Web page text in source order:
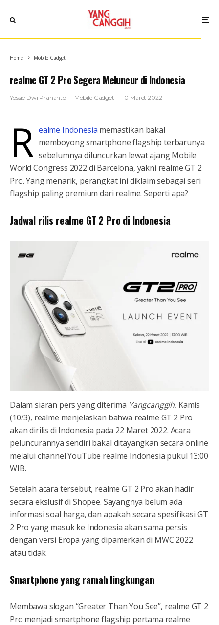
Home Mobile Gadget
realme GT 2 Pro Segera Meluncur di Indonesia
Yossie Dwi Prananto · Mobile Gadget · 10 Maret 2022
r ealme Indonesia memastikan bakal
memboyong smartphone flagship terbarunya
sebelumnya diluncurkan lewat ajang Mobile
World Congress 2022 di Barcelona, yakni realme GT 2
Pro. Yang menarik, perangkat ini diklaim sebagai seri
flagship paling premium dari realme. Seperti apa?
Jadwal rilis realme GT 2 Pro di Indonesia
Dalam siaran pers yang diterima Yangcanggih, Kamis
(10/3), realme menjelaskan bahwa realme GT 2 Pro
akan dirilis di Indonesia pada 22 Maret 2022. Acara
peluncurannya sendiri bakal ditayangkan secara online
melalui channel YouTube realme Indonesia pukul 13:00
WIB.
Setelah acara tersebut, realme GT 2 Pro akan hadir
secara ekslusif di Shopee. Sayangnya belum ada
informasi soal harga, dan apakah secara spesifikasi GT
2 Pro yang masuk ke Indonesia akan sama persis
dengan versi Eropa yang dipamerkan di MWC 2022
atau tidak.
Smartphone yang ramah lingkungan
Membawa slogan “Greater Than You See”, realme GT 2
Pro menjadi smartphone flagship pertama realme